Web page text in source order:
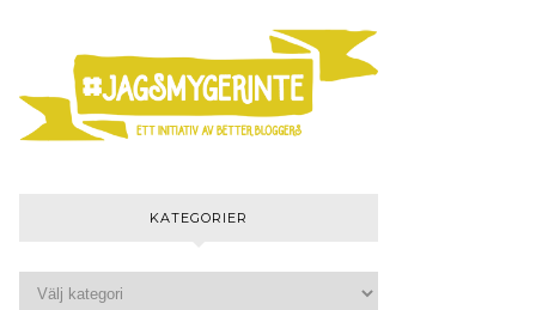
KATEGORIER